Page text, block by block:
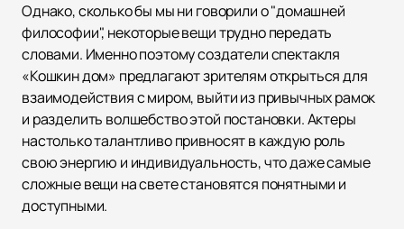
Однако, сколько бы мы ни говорили о "домашней
философии", некоторые вещи трудно передать
словами. Именно поэтому создатели спектакля
«Кошкин дом» предлагают зрителям открыться для
взаимодействия с миром, выйти из привычных рамок
и разделить волшебство этой постановки. Актеры
настолько талантливо привносят в каждую роль
свою энергию и индивидуальность, что даже самые
сложные вещи на свете становятся понятными и
доступными.